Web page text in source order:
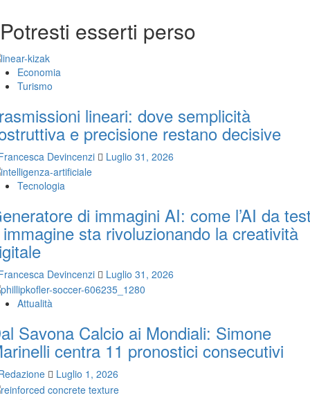
Potresti esserti perso
Economia
Turismo
lineari: dove semplicità
e precisione restano decisive
Devincenzi Luglio 31, 2026
Tecnologia
di immagini AI: come l’AI da
sta rivoluzionando la creatività
Devincenzi Luglio 31, 2026
Attualità
Savona Calcio ai Mondiali: Simone
centra 11 pronostici consecutivi
Luglio 1, 2026